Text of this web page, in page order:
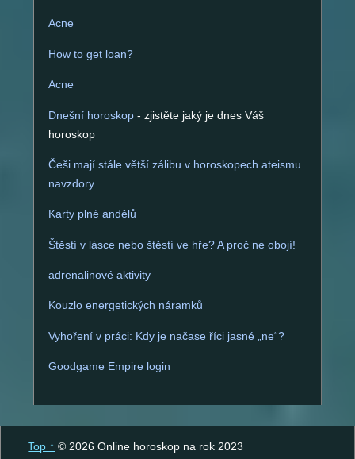
Acne
How to get loan?
Acne
Dnešní horoskop- zjistěte jaký je dnes Váš
horoskop
Češi mají stále větší zálibu v horoskopech ateismu
navzdory
Karty plné andělů
Štěstí v lásce nebo štěstí ve hře? A proč ne obojí!
adrenalinové aktivity
Kouzlo energetických náramků
Vyhoření v práci: Kdy je načase říci jasné „ne“?
Goodgame Empire login
Top ↑ © 2026 Online horoskop na rok 2023